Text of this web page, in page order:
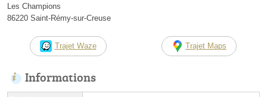
Les Champions
86220 Saint-Rémy-sur-Creuse
Trajet Waze Trajet Maps
Informations